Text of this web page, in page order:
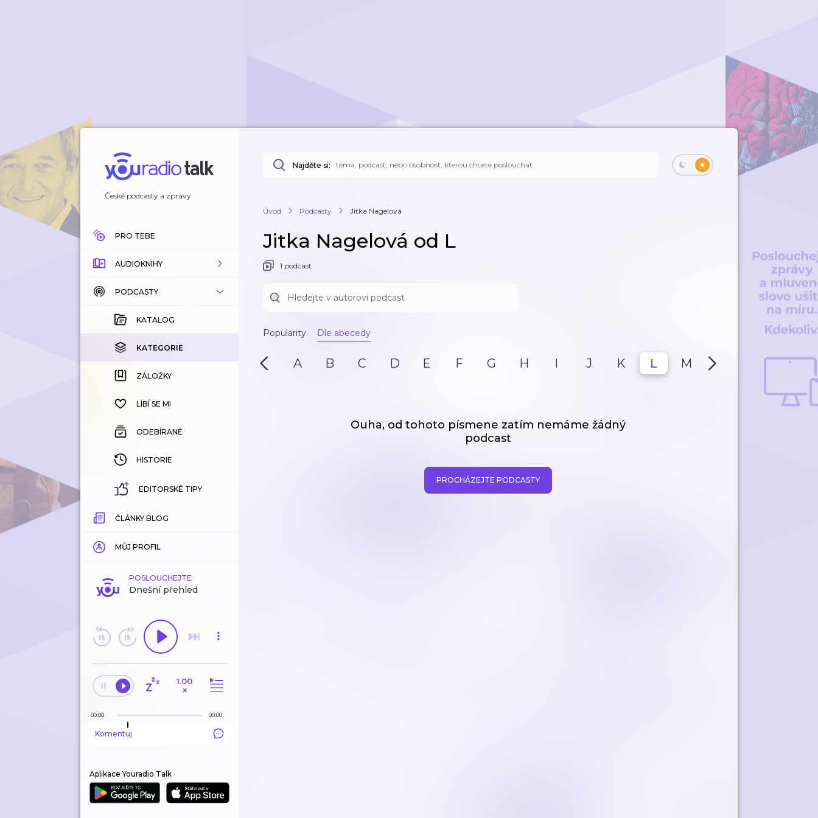
České podcasty a zprávy
PRO TEBE
AUDIOKNIHY
KATALOG
KOUPENÉ
KATEGORIE
ZÁLOŽKY
HISTORIE
PODCASTY
KATALOG
KATEGORIE
ZÁLOŽKY
LÍBÍ SE MI
ODEBÍRANÉ
HISTORIE
EDITORSKÉ TIPY
ČLÁNKY BLOG
MŮJ PROFIL
POSLOUCHEJTE
Dnešní přehled
1.00
×
00:00 00:00
Komentuj
Aplikace Youradio Talk
Najděte si:
Úvod Podcasty Jitka Nagelová
Jitka Nagelová od L
1 podcast
Popularity Dle abecedy
A B C D E F G H I J K L M N P
Ouha, od tohoto písmene zatím nemáme žádný
podcast
PROCHÁZEJTE PODCASTY